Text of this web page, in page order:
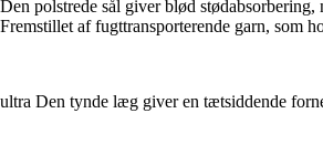
Den polstrede sål giver blød
Fremstillet af fugttransporterende garn, som
ultra Den tynde læg giver en tætsiddende